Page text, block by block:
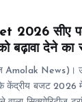
2026 सीए
बढ़ावा देने का
Amolak News)।
केंद्रीय बजट 2026